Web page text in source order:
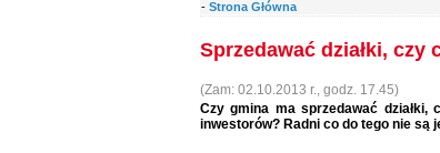
- Strona Główna
Sprzedawać działki, czy
(Zam: 02.10.2013 r., godz. 17.45)
Czy gmina ma sprzedawać
inwestorów? Radni co do tego nie są